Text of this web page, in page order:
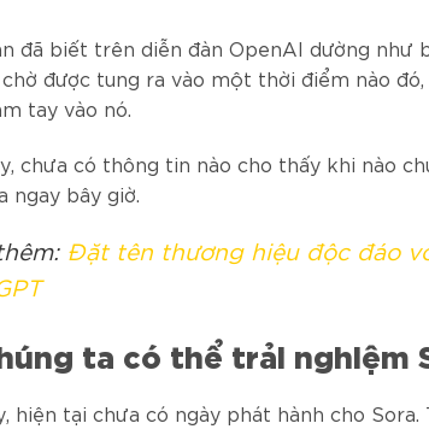
đã biết trên diễn đàn OpenAI dường như
được tung ra vào một thời điểm nào đó,
tay vào nó.
chưa có thông tin nào cho thấy khi nào
ngay bây giờ.
Đặt tên thương hiệu độc đáo
ta có thể trải nghiệm
hiện tại chưa có ngày phát hành cho Sora.